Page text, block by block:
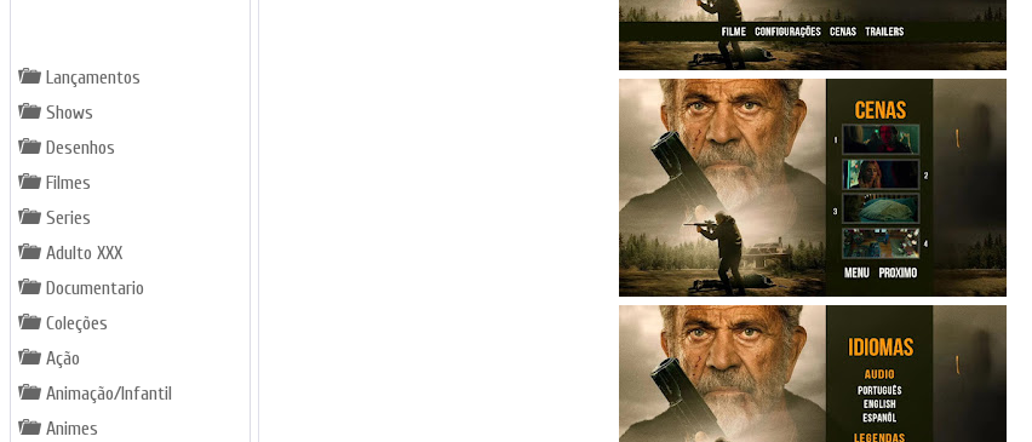
Lançamentos
Shows
Desenhos
Filmes
Series
Adulto XXX
Documentario
Coleções
Ação
Animação/Infantil
Animes